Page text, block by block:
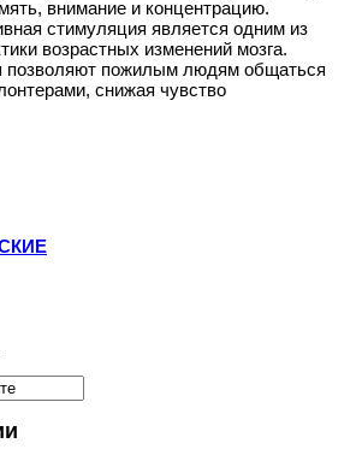
внимание и концентрацию.
стимуляция является одним из
возрастных изменений мозга.
позволяют пожилым людям общаться
снижая чувство